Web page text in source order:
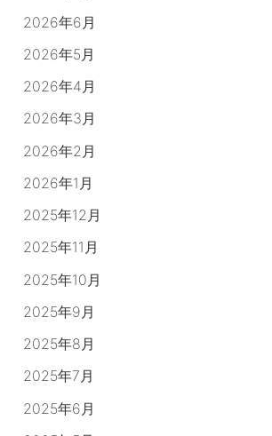
2026年6月
2026年5月
2026年4月
2026年3月
2026年2月
2026年1月
2025年12月
2025年11月
2025年10月
2025年9月
2025年8月
2025年7月
2025年6月